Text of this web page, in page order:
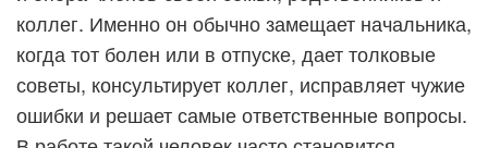
коллег. Именно он обычно замещает начальника,
когда тот болен или в отпуске, дает толковые
советы, консультирует коллег, исправляет чужие
ошибки и решает самые ответственные вопросы.